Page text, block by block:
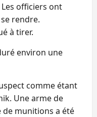
officiers ont
rendre.
à tirer.
environ une
comme étant
Une arme de
de munitions a été